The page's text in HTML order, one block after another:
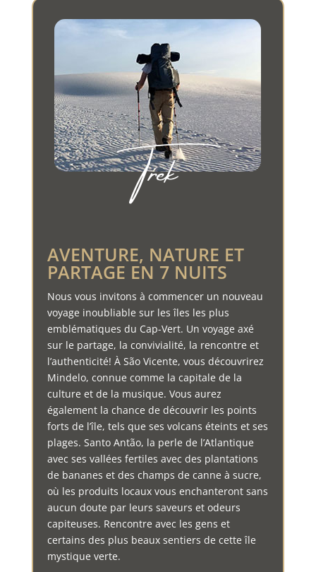
Trek
AVENTURE, NATURE ET
PARTAGE EN 7 NUITS
Nous vous invitons à commencer un nouveau
voyage inoubliable sur les îles les plus
emblématiques du Cap-Vert. Un voyage axé
sur le partage, la convivialité, la rencontre et
l’authenticité! À São Vicente, vous découvrirez
Mindelo, connue comme la capitale de la
culture et de la musique. Vous aurez
également la chance de découvrir les points
forts de l’île, tels que ses volcans éteints et ses
plages. Santo Antão, la perle de l’Atlantique
avec ses vallées fertiles avec des plantations
de bananes et des champs de canne à sucre,
où les produits locaux vous enchanteront sans
aucun doute par leurs saveurs et odeurs
capiteuses. Rencontre avec les gens et
certains des plus beaux sentiers de cette île
mystique verte.